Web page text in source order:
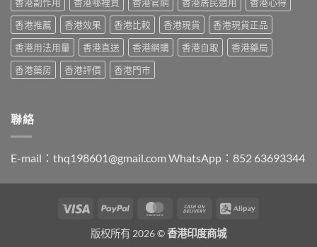
正
貨
分
辨
指
南〉
中
效
果
與
選
購
指
南〉
印
度
仿
製
藥
選
購
香港推薦
香港效果 香港比較 香港現貨
香港現貨正品
香港用法用量
香港直送 香港網購 香港自取
香港藥局
香港藥房
香港評價 香港門市
聯絡
E-mail： thq198601@gmail.com WhatsApp：852 63693344
Visa PayPal MasterCardCash
Delivery
Alipay
版权所有 2026 ©香港印度商城